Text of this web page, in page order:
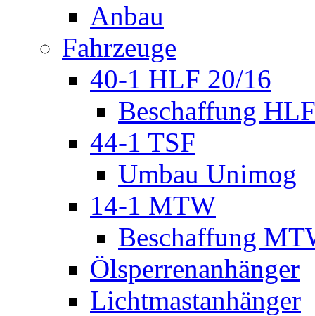
Anbau
Fahrzeuge
40-1 HLF 20/16
Beschaffung HLF
44-1 TSF
Umbau Unimog
14-1 MTW
Beschaffung
Ölsperrenanhänger
Lichtmastanhänger